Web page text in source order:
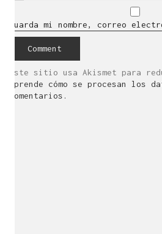
Guarda mi nombre, correo
Este sitio usa Akismet para
Aprende cómo se procesan los
comentarios.